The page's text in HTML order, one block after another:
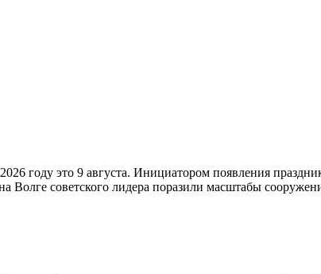
году это 9 августа. Инициатором появления
советского лидера поразили масштабы